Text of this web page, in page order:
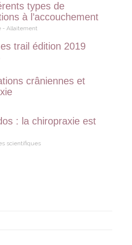
types de
à l’accouchement
- Allaitement
trail édition 2019
crâniennes et
: la chiropraxie est
scientifiques